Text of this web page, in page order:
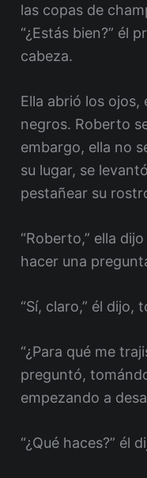
las copas de
“¿Estás bien?” él
cabeza.
Ella abrió los
negros. Roberto
embargo, ella no
su lugar, se
pestañear su
“Roberto,” ella
hacer una
“Sí, claro,” él dijo,
“¿Para qué me
preguntó,
empezando a
“¿Qué haces?” él